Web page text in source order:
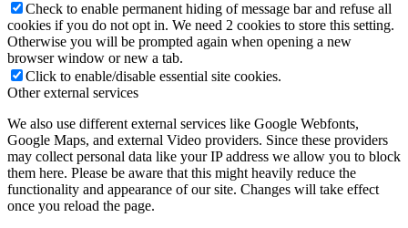
Check to enable permanent hiding of message bar and refuse all
cookies if you do not opt in. We need 2 cookies to store this setting.
Otherwise you will be prompted again when opening a new
browser window or new a tab.
Click to enable/disable essential site cookies.
Other external services
We also use different external services like Google Webfonts,
Google Maps, and external Video providers. Since these providers
may collect personal data like your IP address we allow you to block
them here. Please be aware that this might heavily reduce the
functionality and appearance of our site. Changes will take effect
once you reload the page.